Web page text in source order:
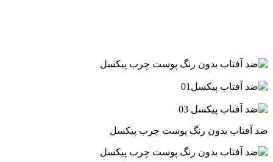
ضد آفتاب بدون رنگ پوست چرب پیکسل